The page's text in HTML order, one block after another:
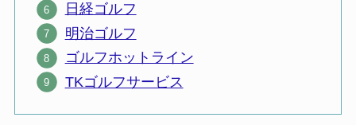
日経ゴルフ
明治ゴルフ
ゴルフホットライン
TKゴルフサービス